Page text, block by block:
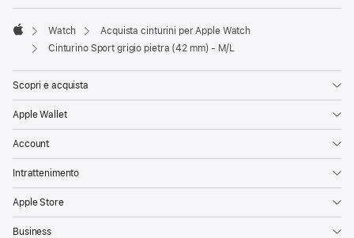
Apple
Watch
Acquista cinturini per Apple Watch
Cinturino Sport grigio pietra (42 mm) - M/L
Scopri e acquista
Apple Wallet
Account
Intrattenimento
Apple Store
Business